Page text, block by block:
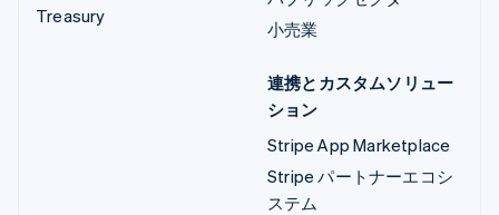
Treasury
小売業
連携とカスタムソリュー
ション
Stripe App Marketplace
Stripe パートナーエコシ
ステム